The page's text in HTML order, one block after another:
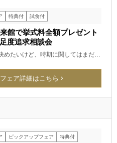
特典付 試食付
館で挙式料全額プレゼント
度追求相談会
めたいけど、時期に関してはまだ…
フェア詳細はこちら
ピックアップフェア
特典付